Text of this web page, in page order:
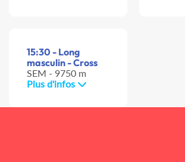
15:30 - Long
masculin - Cross
SEM - 9750 m
Plus d'infos